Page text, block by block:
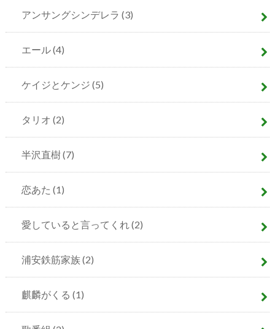
アンサングシンデレラ (3)
エール(4)
ケイジとケンジ (5)
タリオ (2)
半沢直樹(7)
恋あた (1)
愛していると言ってくれ(2)
浦安鉄筋家族(2)
麒麟がくる (1)